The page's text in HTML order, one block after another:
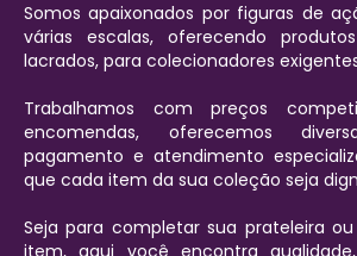
Somos apaixonados por figuras de
várias escalas, oferecendo
lacrados, para colecionadores
Trabalhamos com preços
encomendas, oferecemos
pagamento e atendimento
que cada item da sua coleção seja
Seja para completar sua prateleira